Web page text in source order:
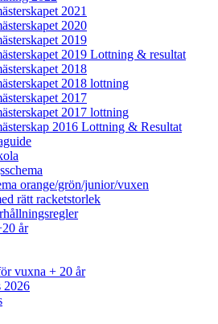
2021
2020
2019
2019 Lottning & resultat
2018
2018 lottning
2017
2017 lottning
2016 Lottning & Resultat
orange/grön/junior/vuxen
rätt racketstorlek
år
vuxna + 20 år
2026